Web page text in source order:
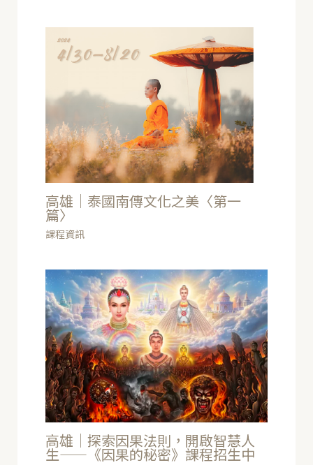
高雄｜泰國南傳文化之美〈第一
篇〉
課程資訊
高雄｜探索因果法則，開啟智慧人
生——《因果的秘密》課程招生中